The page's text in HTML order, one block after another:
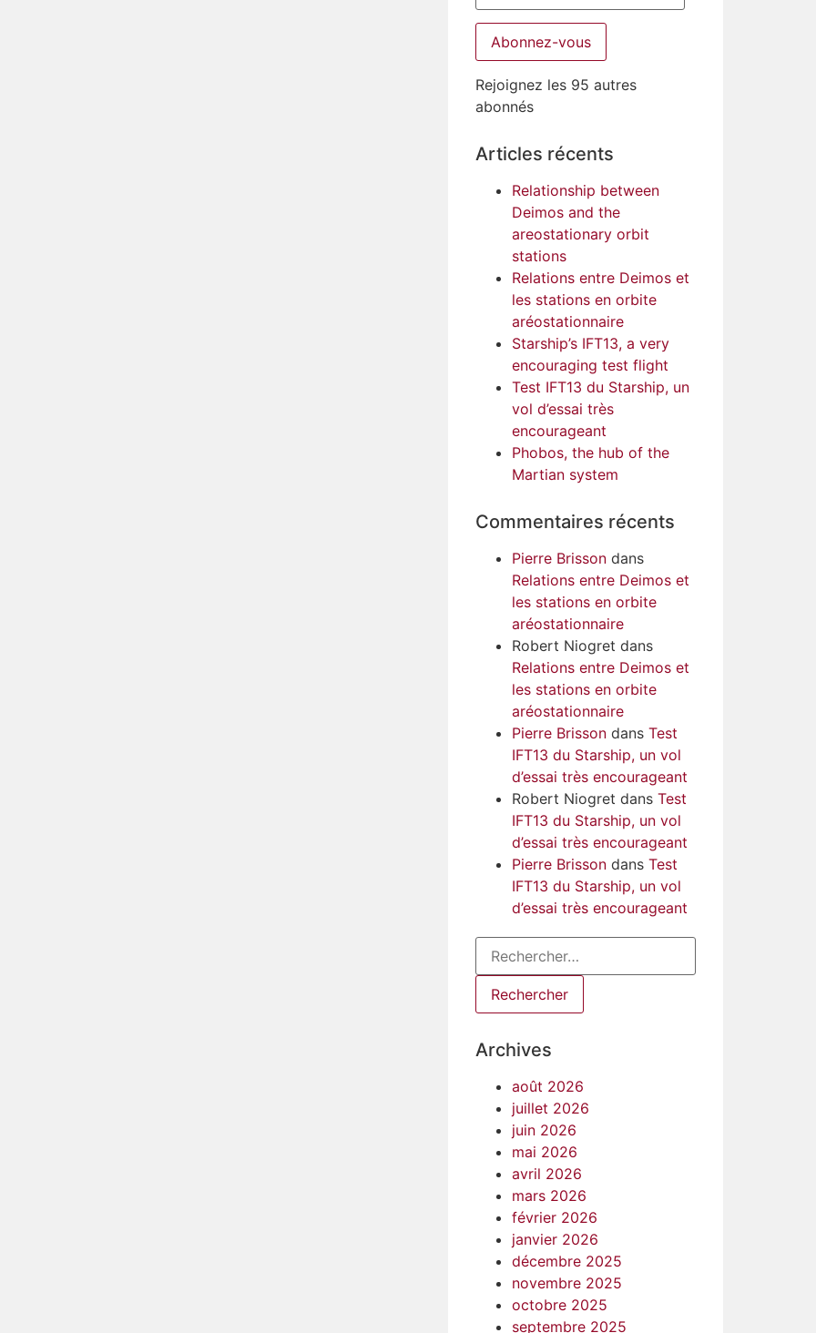
Abonnez-vous
Rejoignez les 95 autres
abonnés
Articles récents
Relationship between
Deimos and the
areostationary orbit
stations
Relations entre Deimos et
les stations en orbite
aréostationnaire
Starship’s IFT13, a very
encouraging test flight
Test IFT13 du Starship, un
vol d’essai très
encourageant
Phobos, the hub of the
Martian system
Commentaires récents
Pierre Brisson dans
Relations entre Deimos et
les stations en orbite
aréostationnaire
Robert Niogret dans
Relations entre Deimos et
les stations en orbite
aréostationnaire
Pierre Brisson dans Test
IFT13 du Starship, un vol
d’essai très encourageant
Robert Niogret dans Test
IFT13 du Starship, un vol
d’essai très encourageant
Pierre Brisson dans Test
IFT13 du Starship, un vol
d’essai très encourageant
Archives
août 2026
juillet 2026
juin 2026
mai 2026
avril 2026
mars 2026
février 2026
janvier 2026
décembre 2025
novembre 2025
octobre 2025
septembre 2025